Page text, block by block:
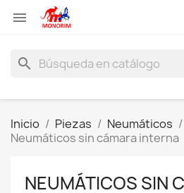

search
Inicio Piezas Neumáticos
Neumáticos sin cámara interna
NEUMÁTICOS SIN